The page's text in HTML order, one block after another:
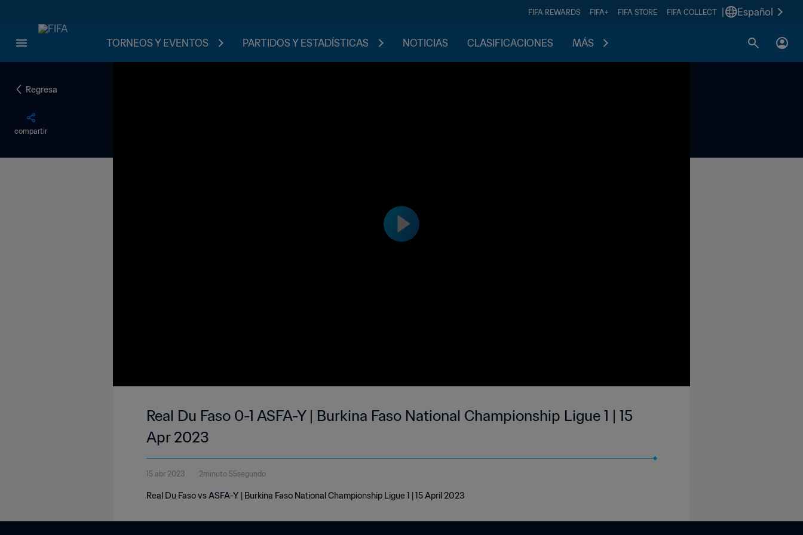
FIFA REWARDS FIFA+ FIFA STORE FIFA COLLECT Español
TORNEOS Y EVENTOS PARTIDOS Y ESTADÍSTICAS NOTICIAS CLASIFICACIONES MÁS
Regresa
compartir
Real Du Faso 0-1 ASFA-Y | Burkina Faso National Championship Ligue 1 | 15
Apr 2023
15 abr 2023 2minuto 55segundo
Real Du Faso vs ASFA-Y | Burkina Faso National Championship Ligue 1 | 15 April 2023